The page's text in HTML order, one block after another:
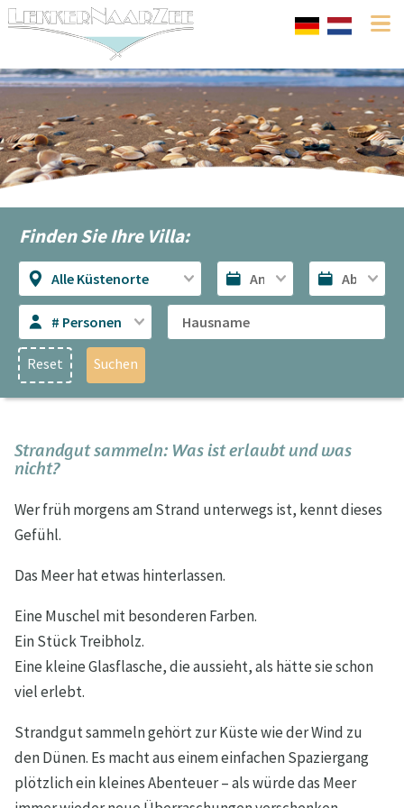
Finden Sie Ihre Villa:
Alle Küstenorte
# Personen
Suchen
Reset
Strandgut sammeln: Was ist erlaubt und was
nicht?
Wer früh morgens am Strand unterwegs ist, kennt dieses
Gefühl.
Das Meer hat etwas hinterlassen.
Eine Muschel mit besonderen Farben.
Ein Stück Treibholz.
Eine kleine Glasflasche, die aussieht, als hätte sie schon
viel erlebt.
Strandgut sammeln gehört zur Küste wie der Wind zu
den Dünen. Es macht aus einem einfachen Spaziergang
plötzlich ein kleines Abenteuer – als würde das Meer